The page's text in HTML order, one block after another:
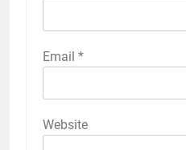
Email *
Website